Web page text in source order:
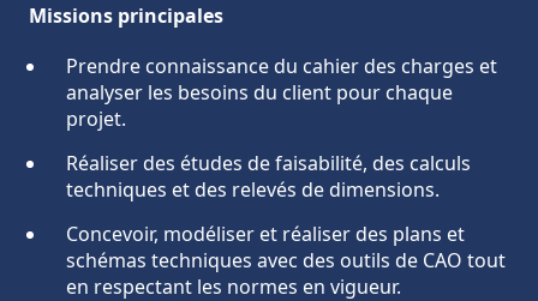
Missions principales
Prendre connaissance du cahier des charges et
analyser les besoins du client pour chaque
projet.
Réaliser des études de faisabilité, des calculs
techniques et des relevés de dimensions.
Concevoir, modéliser et réaliser des plans et
schémas techniques avec des outils de CAO tout
en respectant les normes en vigueur.